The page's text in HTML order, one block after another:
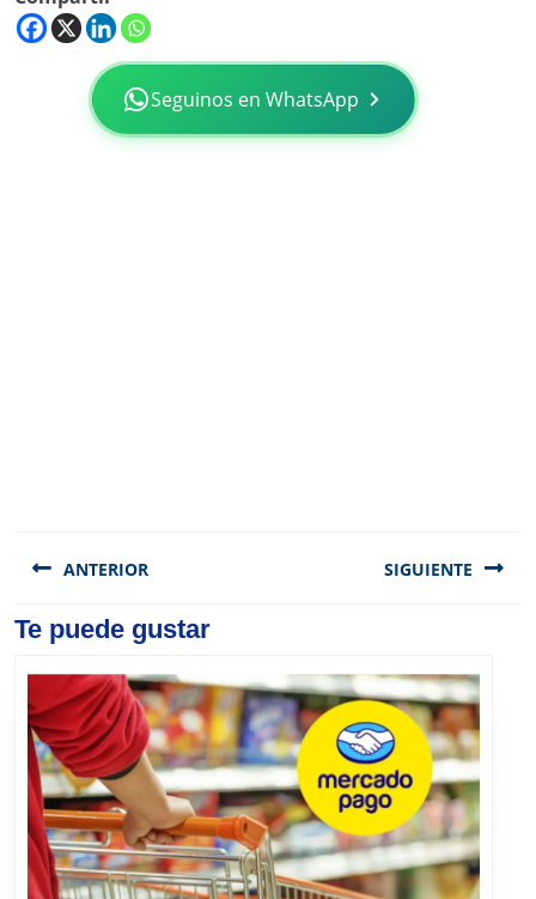
Seguinos en WhatsApp
de
ANTERIOR
Previous
SIGUIENTE
Te puede gustar